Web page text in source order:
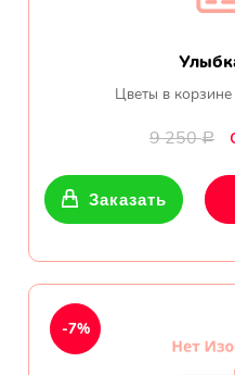
Цветы в
9 250Р
Заказать
-7%